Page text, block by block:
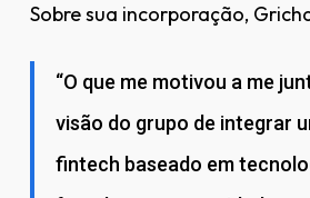
Sobre sua incorporação,
“O que me motivou a me
visão do grupo de integrar
fintech baseado em